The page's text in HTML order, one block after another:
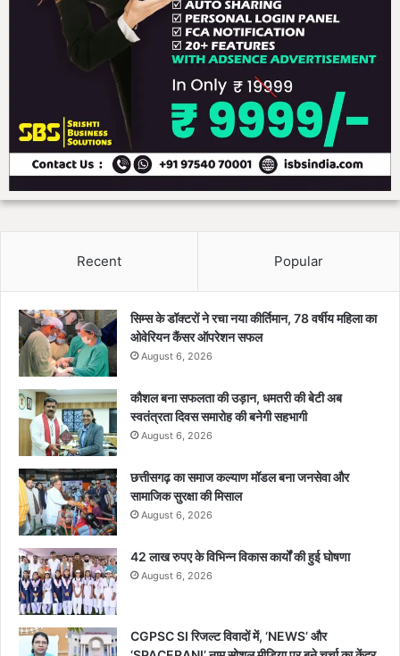
Recent Popular
सिम्स के डॉक्टरों ने रचा नया कीर्तिमान, 78 वर्षीय महिला का
ओवेरियन कैंसर ऑपरेशन सफल
August 6, 2026
कौशल बना सफलता की उड़ान, धमतरी की बेटी अब
स्वतंत्रता दिवस समारोह की बनेगी सहभागी
August 6, 2026
छत्तीसगढ़ का समाज कल्याण मॉडल बना जनसेवा और
सामाजिक सुरक्षा की मिसाल
August 6, 2026
42 लाख रुपए के विभिन्न विकास कार्यों की हुई घोषणा
August 6, 2026
CGPSC SI रिजल्ट विवादों में, ‘NEWS’ और